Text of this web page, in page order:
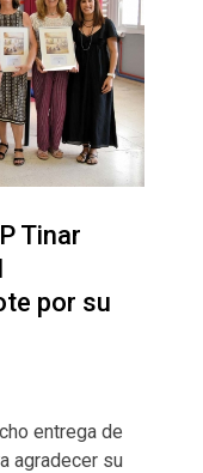
Tinar
por su
entrega de
agradecer su